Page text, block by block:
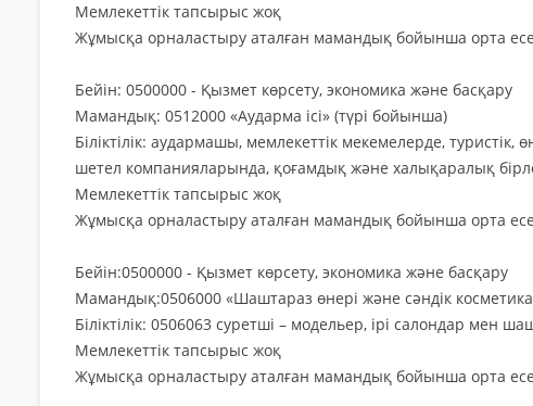
Мемлекеттік тапсырыс жоқ
Жұмысқа орналастыру аталған мамандық бойынша орта
Бейін: 0500000 - Қызмет көрсету, экономика және басқару
Мамандық: 0512000 «Аударма ісі» (түрі бойынша)
Біліктілік: аудармашы, мемлекеттік мекемелерде,
шетел компанияларында, қоғамдық және халықаралық
Мемлекеттік тапсырыс жоқ
Жұмысқа орналастыру аталған мамандық бойынша орта
Бейін:0500000 - Қызмет көрсету, экономика және басқару
Мамандық:0506000 «Шаштараз өнері және сәндік
Біліктілік: 0506063 суретші – модельер, ірі салондар мен
Мемлекеттік тапсырыс жоқ
Жұмысқа орналастыру аталған мамандық бойынша орта